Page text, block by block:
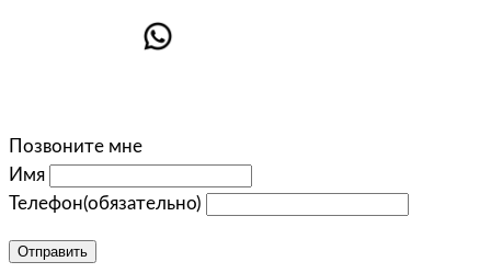
Позвоните мне
Имя
Телефон(обязательно)
Отправить